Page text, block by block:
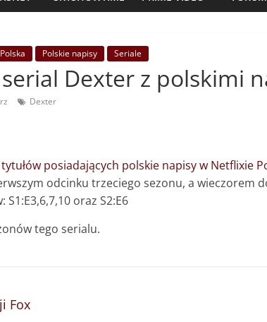
Polska Polskie napisy Seriale
Dexter z polskimi
Dexter
posiadających polskie napisy w Netflixie
odcinku trzeciego sezonu, a wieczorem
S1:E3,6,7,10 oraz S2:E6
tego serialu.
Fox